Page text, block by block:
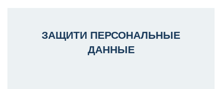
ЗАЩИТИ ПЕРСОНАЛЬНЫЕ
ДАННЫЕ